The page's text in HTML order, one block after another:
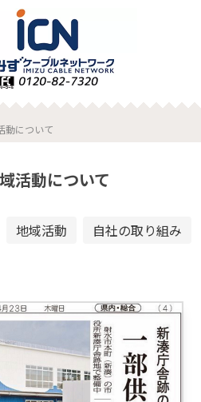
動について
活動について
地域活動 ⾃社の取り組み